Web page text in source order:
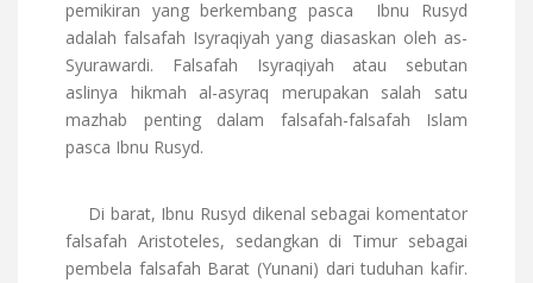
pemikiran yang berkembang pasca Ibnu Rusyd
adalah falsafah Isyraqiyah yang diasaskan oleh as-
Syurawardi. Falsafah Isyraqiyah atau sebutan
aslinya hikmah al-asyraq merupakan salah satu
mazhab penting dalam falsafah-falsafah Islam
pasca Ibnu Rusyd.
Di barat, Ibnu Rusyd dikenal sebagai komentator
falsafah Aristoteles, sedangkan di Timur sebagai
pembela falsafah Barat (Yunani) dari tuduhan kafir.